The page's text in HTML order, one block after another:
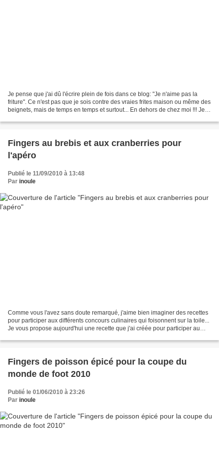
Je pense que j'ai dû l'écrire plein de fois dans ce blog: "Je n'aime pas la
friture". Ce n'est pas que je sois contre des vraies frites maison ou même des
beignets, mais de temps en temps et surtout... En dehors de chez moi !!! Je
Fingers au brebis et aux cranberries pour
l'apéro
Publié le 11/09/2010 à 13:48
Par inoule
Comme vous l'avez sans doute remarqué, j'aime bien imaginer des recettes
pour participer aux différents concours culinaires qui foisonnent sur la toile...
Je vous propose aujourd'hui une recette que j'ai créée pour participer au
Fingers de poisson épicé pour la coupe du
monde de foot 2010
Publié le 01/06/2010 à 23:26
Par inoule